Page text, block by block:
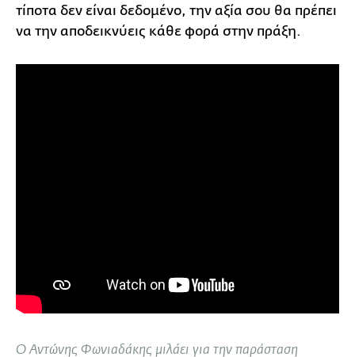
τίποτα δεν είναι δεδομένο, την αξία σου θα πρέπει
να την αποδεικνύεις κάθε φορά στην πράξη.
Ο Αντώνης Φωνιαδάκης μιλάει για την παράσταση